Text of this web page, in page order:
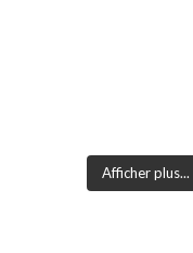
Afficher plus...